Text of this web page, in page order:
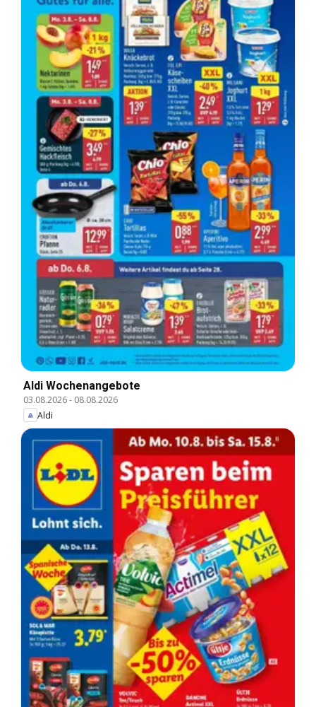
Aldi Wochenangebote
03.08.2026- 08.08.2026
Aldi